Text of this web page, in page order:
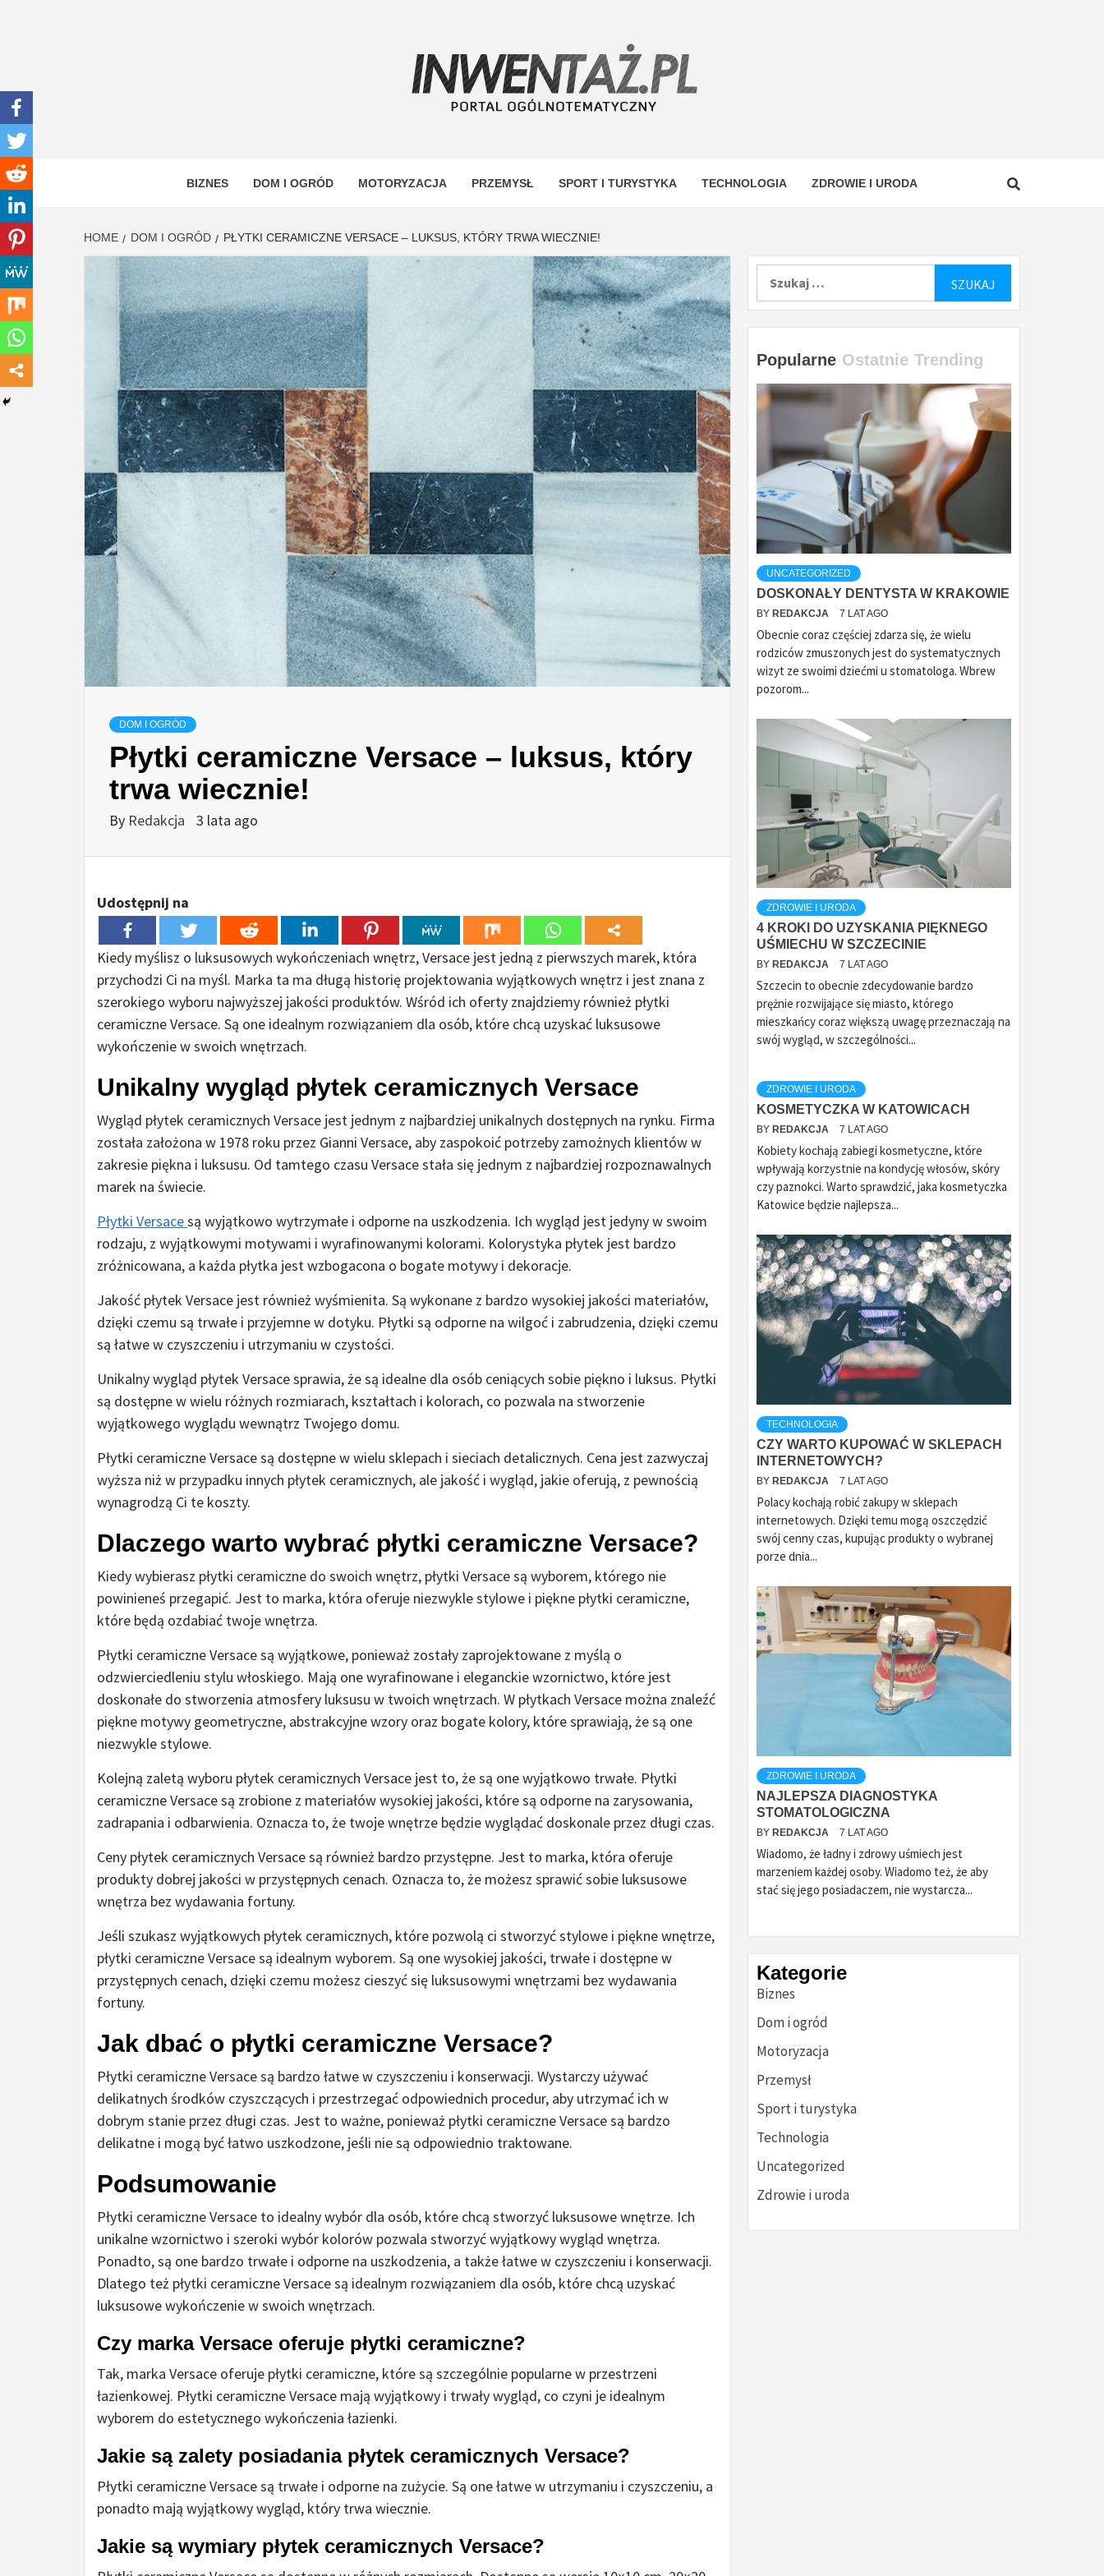
INWENTAŻ
BIZNES DOM I OGRÓD MOTORYZACJA PRZEMYSŁ SPORT I TURYSTYKA TECHNOLOGIA ZDROWIE I URODA
HOME DOM I OGRÓD PŁYTKI CERAMICZNE VERSACE – LUKSUS, KTÓRY TRWA WIECZNIE!
DOM I OGRÓD
Płytki ceramiczne Versace – luksus, który
trwa wiecznie!
By Redakcja 3 lata ago
Udostępnij na
Kiedy myślisz o luksusowych wykończeniach wnętrz, Versace jest jedną z pierwszych marek, która
przychodzi Ci na myśl. Marka ta ma długą historię projektowania wyjątkowych wnętrz i jest znana z
szerokiego wyboru najwyższej jakości produktów. Wśród ich oferty znajdziemy również płytki
ceramiczne Versace. Są one idealnym rozwiązaniem dla osób, które chcą uzyskać luksusowe
wykończenie w swoich wnętrzach.
Unikalny wygląd płytek ceramicznych Versace
Wygląd płytek ceramicznych Versace jest jednym z najbardziej unikalnych dostępnych na rynku. Firma
została założona w 1978 roku przez Gianni Versace, aby zaspokoić potrzeby zamożnych klientów w
zakresie piękna i luksusu. Od tamtego czasu Versace stała się jednym z najbardziej rozpoznawalnych
marek na świecie.
Płytki Versacesą wyjątkowo wytrzymałe i odporne na uszkodzenia. Ich wygląd jest jedyny w swoim
rodzaju, z wyjątkowymi motywami i wyrafinowanymi kolorami. Kolorystyka płytek jest bardzo
zróżnicowana, a każda płytka jest wzbogacona o bogate motywy i dekoracje.
Jakość płytek Versace jest również wyśmienita. Są wykonane z bardzo wysokiej jakości materiałów,
dzięki czemu są trwałe i przyjemne w dotyku. Płytki są odporne na wilgoć i zabrudzenia, dzięki czemu
są łatwe w czyszczeniu i utrzymaniu w czystości.
Unikalny wygląd płytek Versace sprawia, że są idealne dla osób ceniących sobie piękno i luksus. Płytki
są dostępne w wielu różnych rozmiarach, kształtach i kolorach, co pozwala na stworzenie
wyjątkowego wyglądu wewnątrz Twojego domu.
Płytki ceramiczne Versace są dostępne w wielu sklepach i sieciach detalicznych. Cena jest zazwyczaj
wyższa niż w przypadku innych płytek ceramicznych, ale jakość i wygląd, jakie oferują, z pewnością
wynagrodzą Ci te koszty.
Dlaczego warto wybrać płytki ceramiczne Versace?
Kiedy wybierasz płytki ceramiczne do swoich wnętrz, płytki Versace są wyborem, którego nie
powinieneś przegapić. Jest to marka, która oferuje niezwykle stylowe i piękne płytki ceramiczne,
które będą ozdabiać twoje wnętrza.
Płytki ceramiczne Versace są wyjątkowe, ponieważ zostały zaprojektowane z myślą o
odzwierciedleniu stylu włoskiego. Mają one wyrafinowane i eleganckie wzornictwo, które jest
doskonałe do stworzenia atmosfery luksusu w twoich wnętrzach. W płytkach Versace można znaleźć
piękne motywy geometryczne, abstrakcyjne wzory oraz bogate kolory, które sprawiają, że są one
niezwykle stylowe.
Kolejną zaletą wyboru płytek ceramicznych Versace jest to, że są one wyjątkowo trwałe. Płytki
ceramiczne Versace są zrobione z materiałów wysokiej jakości, które są odporne na zarysowania,
zadrapania i odbarwienia. Oznacza to, że twoje wnętrze będzie wyglądać doskonale przez długi czas.
Ceny płytek ceramicznych Versace są również bardzo przystępne. Jest to marka, która oferuje
produkty dobrej jakości w przystępnych cenach. Oznacza to, że możesz sprawić sobie luksusowe
wnętrza bez wydawania fortuny.
Jeśli szukasz wyjątkowych płytek ceramicznych, które pozwolą ci stworzyć stylowe i piękne wnętrze,
płytki ceramiczne Versace są idealnym wyborem. Są one wysokiej jakości, trwałe i dostępne w
przystępnych cenach, dzięki czemu możesz cieszyć się luksusowymi wnętrzami bez wydawania
fortuny.
Jak dbać o płytki ceramiczne Versace?
Płytki ceramiczne Versace są bardzo łatwe w czyszczeniu i konserwacji. Wystarczy używać
delikatnych środków czyszczących i przestrzegać odpowiednich procedur, aby utrzymać ich w
dobrym stanie przez długi czas. Jest to ważne, ponieważ płytki ceramiczne Versace są bardzo
delikatne i mogą być łatwo uszkodzone, jeśli nie są odpowiednio traktowane.
Podsumowanie
Płytki ceramiczne Versace to idealny wybór dla osób, które chcą stworzyć luksusowe wnętrze. Ich
unikalne wzornictwo i szeroki wybór kolorów pozwala stworzyć wyjątkowy wygląd wnętrza.
Ponadto, są one bardzo trwałe i odporne na uszkodzenia, a także łatwe w czyszczeniu i konserwacji.
Dlatego też płytki ceramiczne Versace są idealnym rozwiązaniem dla osób, które chcą uzyskać
luksusowe wykończenie w swoich wnętrzach.
Czy marka Versace oferuje płytki ceramiczne?
Tak, marka Versace oferuje płytki ceramiczne, które są szczególnie popularne w przestrzeni
łazienkowej. Płytki ceramiczne Versace mają wyjątkowy i trwały wygląd, co czyni je idealnym
wyborem do estetycznego wykończenia łazienki.
Jakie są zalety posiadania płytek ceramicznych Versace?
Płytki ceramiczne Versace są trwałe i odporne na zużycie. Są one łatwe w utrzymaniu i czyszczeniu, a
ponadto mają wyjątkowy wygląd, który trwa wiecznie.
Jakie są wymiary płytek ceramicznych Versace?
Popularne Ostatnie Trending
UNCATEGORIZED
DOSKONAŁY DENTYSTA W KRAKOWIE
BY REDAKCJA 7 LAT AGO
Obecnie coraz częściej zdarza się, że wielu
rodziców zmuszonych jest do systematycznych
wizyt ze swoimi dziećmi u stomatologa. Wbrew
pozorom...
ZDROWIE I URODA
4 KROKI DO UZYSKANIA PIĘKNEGO
UŚMIECHU W SZCZECINIE
BY REDAKCJA 7 LAT AGO
Szczecin to obecnie zdecydowanie bardzo
prężnie rozwijające się miasto, którego
mieszkańcy coraz większą uwagę przeznaczają na
swój wygląd, w szczególności...
ZDROWIE I URODA
KOSMETYCZKA W KATOWICACH
BY REDAKCJA 7 LAT AGO
Kobiety kochają zabiegi kosmetyczne, które
wpływają korzystnie na kondycję włosów, skóry
czy paznokci. Warto sprawdzić, jaka kosmetyczka
Katowice będzie najlepsza...
TECHNOLOGIA
CZY WARTO KUPOWAĆ W SKLEPACH
INTERNETOWYCH?
BY REDAKCJA 7 LAT AGO
Polacy kochają robić zakupy w sklepach
internetowych. Dzięki temu mogą oszczędzić
swój cenny czas, kupując produkty o wybranej
porze dnia...
ZDROWIE I URODA
NAJLEPSZA DIAGNOSTYKA
STOMATOLOGICZNA
BY REDAKCJA 7 LAT AGO
Wiadomo, że ładny i zdrowy uśmiech jest
marzeniem każdej osoby. Wiadomo też, że aby
stać się jego posiadaczem, nie wystarcza...
Kategorie
Biznes
Dom i ogród
Motoryzacja
Przemysł
Sport i turystyka
Technologia
Uncategorized
Zdrowie i uroda